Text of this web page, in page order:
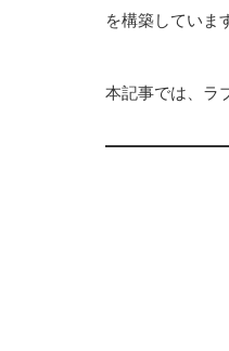
を構築していま
本記事では、ラ